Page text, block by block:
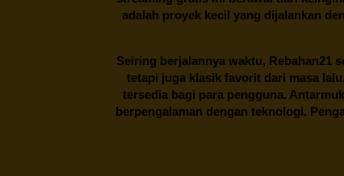
adalah proyek kecil yang dijalankan
Seiring berjalannya waktu, Rebahan21
tetapi juga klasik favorit dari masa
tersedia bagi para pengguna.
berpengalaman dengan teknologi.